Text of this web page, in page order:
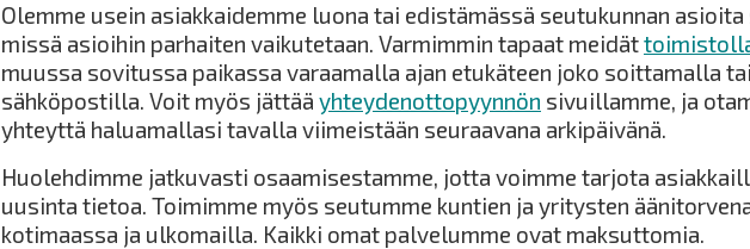
Olemme usein asiakkaidemme luona tai edistämässä seutukunnan
missä asioihin parhaiten vaikutetaan. Varmimmin tapaat meidät
muussa sovitussa paikassa varaamalla ajan etukäteen joko soittamalla tai
sähköpostilla. Voit myös jättää yhteydenottopyynnön sivuillamme, ja
yhteyttä haluamallasi tavalla viimeistään seuraavana arkipäivänä.
Huolehdimme jatkuvasti osaamisestamme, jotta voimme tarjota
uusinta tietoa. Toimimme myös seutumme kuntien ja yritysten
kotimaassa ja ulkomailla. Kaikki omat palvelumme ovat maksuttomia.